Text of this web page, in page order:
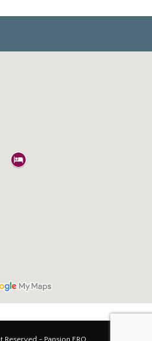
Reserved - Pansion ERO